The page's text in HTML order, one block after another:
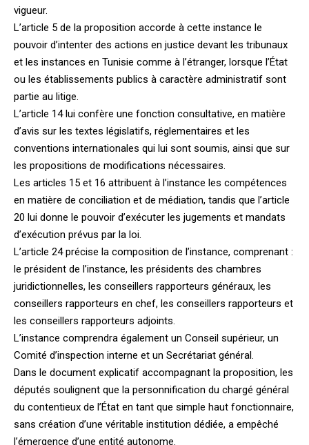
vigueur.
L’article 5 de la proposition accorde à cette instance le
pouvoir d’intenter des actions en justice devant les tribunaux
et les instances en Tunisie comme à l’étranger, lorsque l’État
ou les établissements publics à caractère administratif sont
partie au litige.
L’article 14 lui confère une fonction consultative, en matière
d’avis sur les textes législatifs, réglementaires et les
conventions internationales qui lui sont soumis, ainsi que sur
les propositions de modifications nécessaires.
Les articles 15 et 16 attribuent à l’instance les compétences
en matière de conciliation et de médiation, tandis que l’article
20 lui donne le pouvoir d’exécuter les jugements et mandats
d’exécution prévus par la loi.
L’article 24 précise la composition de l’instance, comprenant :
le président de l’instance, les présidents des chambres
juridictionnelles, les conseillers rapporteurs généraux, les
conseillers rapporteurs en chef, les conseillers rapporteurs et
les conseillers rapporteurs adjoints.
L’instance comprendra également un Conseil supérieur, un
Comité d’inspection interne et un Secrétariat général.
Dans le document explicatif accompagnant la proposition, les
députés soulignent que la personnification du chargé général
du contentieux de l’État en tant que simple haut fonctionnaire,
sans création d’une véritable institution dédiée, a empêché
l’émergence d’une entité autonome.